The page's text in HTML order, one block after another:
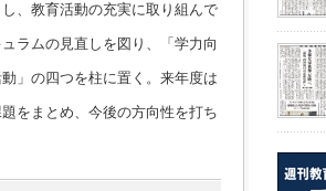
、教育活動の充実に取り組んで
ラムの見直しを図り、「学力向
」の四つを柱に置く。来年度は
をまとめ、今後の方向性を打ち